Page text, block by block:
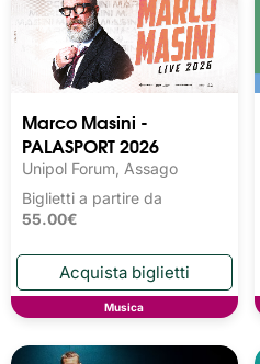
Marco Masini -
PALASPORT 2026
Unipol Forum, Assago
Biglietti a partire da
55.00€
Musica